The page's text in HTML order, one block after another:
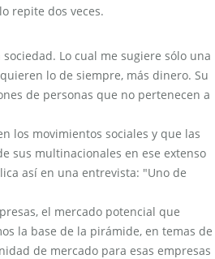
repite dos veces.
Lo cual me sugiere sólo una
lo de siempre, más dinero. Su
de personas que no pertenecen a
los movimientos sociales y que las
sus multinacionales en ese extenso
así en una entrevista: "Uno de
el mercado potencial que
la base de la pirámide, en temas de
de mercado para esas empresas